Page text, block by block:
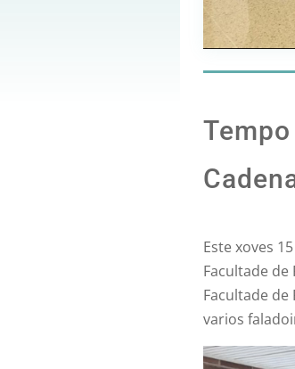
Este xoves
Facultade
Facultade de
varios
Reproductor